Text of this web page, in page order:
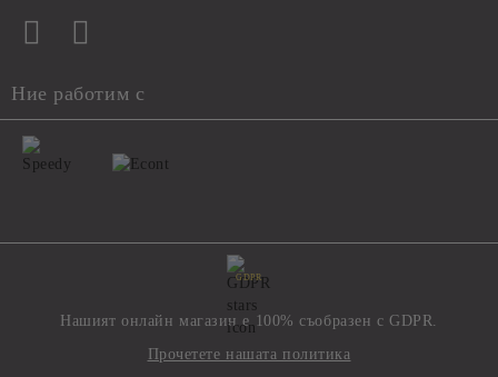
Ние работим с
GDPR
Нашият онлайн магазин е 100% съобразен с GDPR.
Прочетете нашата политика